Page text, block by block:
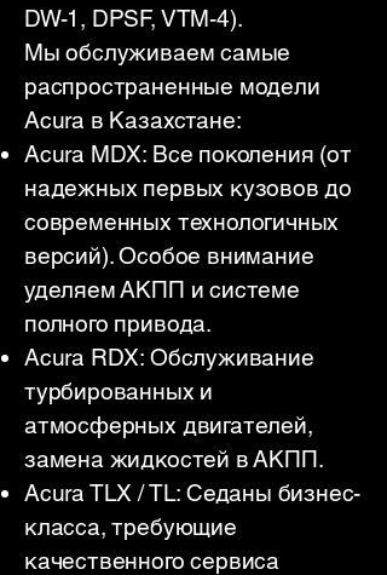
DW-1, DPSF, VTM-4).
Мы обслуживаем самые
распространенные модели
Acura в Казахстане:
Acura MDX: Все поколения (от
надежных первых кузовов до
современных технологичных
версий). Особое внимание
уделяем АКПП и системе
полного привода.
Acura RDX: Обслуживание
турбированных и
атмосферных двигателей,
замена жидкостей в АКПП.
Acura TLX / TL: Седаны бизнес-
класса, требующие
качественного сервиса